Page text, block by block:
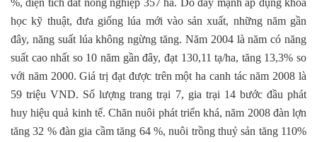
%, diện tích đất nông nghiệp 357 ha. Do đẩy mạnh áp dụng khoa
học kỹ thuật, đưa giống lúa mới vào sản xuất, những năm gần
đây, năng suất lúa không ngừng tăng. Năm 2004 là năm có năng
suất cao nhất so 10 năm gần đây, đạt 130,11 tạ/ha, tăng 13,3% so
với năm 2000. Giá trị đạt được trên một ha canh tác năm 2008 là
59 triệu VND. Số lượng trang trại 7, gia trại 14 bước đầu phát
huy hiệu quả kinh tế.Chăn nuôi phát triển khá, năm 2008 đàn lợn
tăng 32 % đàn gia cầm tăng 64 %, nuôi trồng thuỷ sản tăng 110%